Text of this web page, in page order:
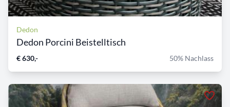
Dedon
Dedon Porcini Beistelltisch
€ 630,- 50% Nachlass